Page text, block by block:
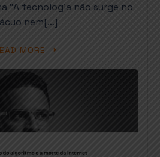
“A tecnologia não surge no
nem[…]
MORE